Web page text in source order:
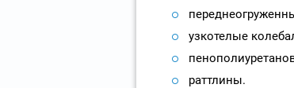
узкотелые
раттлины.